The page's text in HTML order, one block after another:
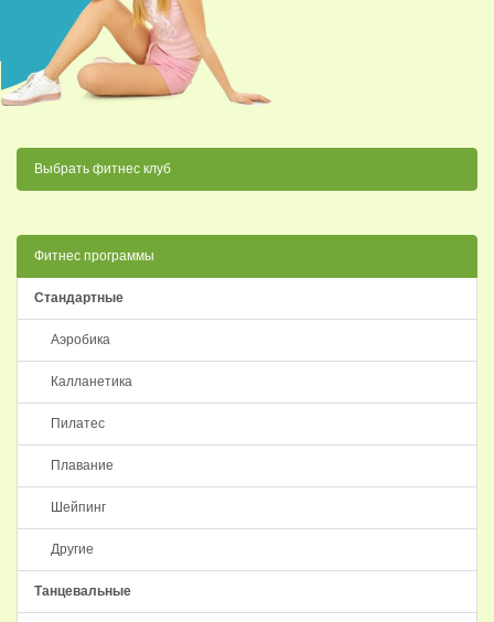
Выбрать фитнес клуб
Фитнес программы
Стандартные
Аэробика
Калланетика
Пилатес
Плавание
Шейпинг
Другие
Танцевальные